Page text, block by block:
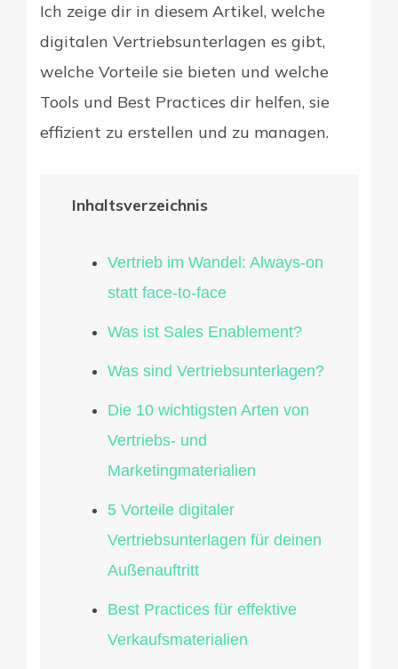
Ich zeige dir in diesem Artikel, welche
digitalen Vertriebsunterlagen es gibt,
welche Vorteile sie bieten und welche
Tools und Best Practices dir helfen, sie
effizient zu erstellen und zu managen.
Inhaltsverzeichnis
Vertrieb im Wandel: Always-on
statt face-to-face
Was ist Sales Enablement?
Was sind Vertriebsunterlagen?
Die 10 wichtigsten Arten von
Vertriebs- und
Marketingmaterialien
5 Vorteile digitaler
Vertriebsunterlagen für deinen
Außenauftritt
Best Practices für effektive
Verkaufsmaterialien